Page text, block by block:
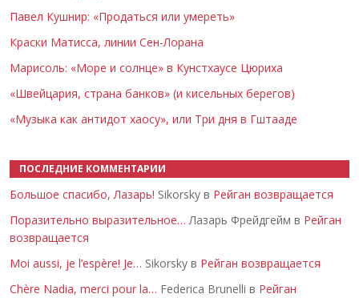
Павел Кушнир: «Продаться или умереть»
Краски Матисса, линии Сен-Лорана
Марисоль: «Море и солнце» в Кунстхаусе Цюриха
«Швейцария, страна банков» (и кисельных берегов)
«Музыка как антидот хаосу», или Три дня в Гштааде
ПОСЛЕДНИЕ КОММЕНТАРИИ
Большое спасибо, Лазарь! Sikorsky в Рейган возвращается
Поразительно выразительное… Лазарь Фрейдгейм в Рейган
возвращается
Moi aussi, je l’espère! Je… Sikorsky в Рейган возвращается
Chère Nadia, merci pour la… Federica Brunelli в Рейган